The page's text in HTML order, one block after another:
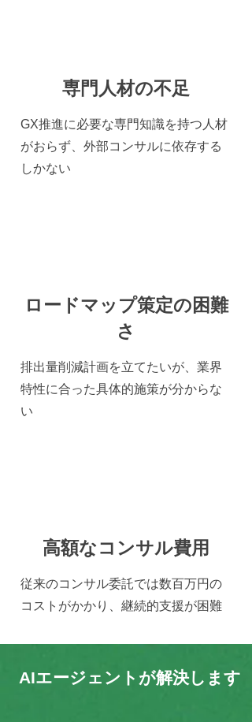
専門人材の不足
GX推進に必要な専門知識を持つ人材
がおらず、外部コンサルに依存する
しかない
ロードマップ策定の困難
さ
排出量削減計画を立てたいが、業界
特性に合った具体的施策が分からな
い
高額なコンサル費用
従来のコンサル委託では数百万円の
コストがかかり、継続的支援が困難
AIエージェントが解決します